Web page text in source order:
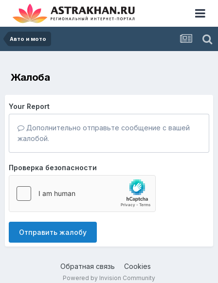
Авто и мото
Жалоба
Your Report
Дополнительно отправьте сообщение с вашей
жалобой.
Проверка безопасности
Отправить жалобу
Обратная связь Cookies
Powered by Invision Community